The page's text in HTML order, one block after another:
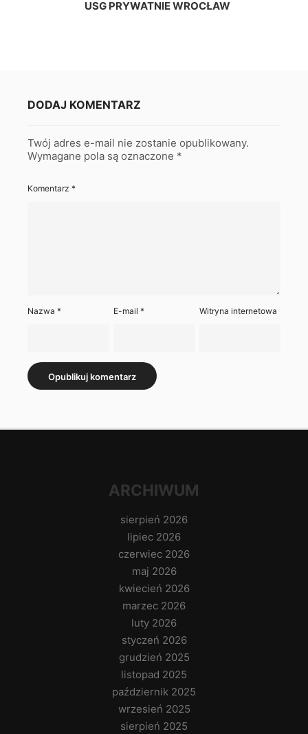
USG PRYWATNIE WROCŁAW
DODAJ KOMENTARZ
Twój adres e-mail nie zostanie opublikowany.
Wymagane pola są oznaczone *
Komentarz *
Nazwa * E-mail* Witryna internetowa
ARCHIWUM
sierpień 2026
lipiec 2026
czerwiec 2026
maj 2026
kwiecień 2026
marzec 2026
luty 2026
styczeń 2026
grudzień 2025
listopad 2025
październik 2025
wrzesień 2025
sierpień 2025